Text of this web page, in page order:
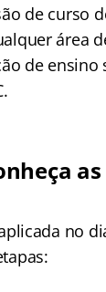
de curso
área
de ensino
no